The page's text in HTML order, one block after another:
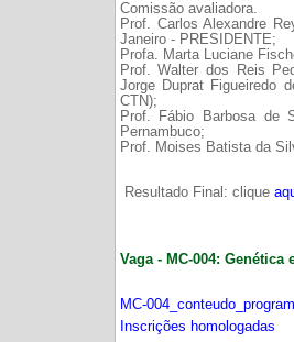
Comissão avaliadora.
Prof. Carlos Alexandre
Janeiro - PRESIDENTE;
Profa. Marta Luciane
Prof. Walter dos Reis
Jorge Duprat Figueiredo
CTN);
Prof. Fábio Barbosa de
Pernambuco;
Prof. Moises Batista da
Resultado Final: clique
Vaga - MC-004: Genética
MC-
Inscrições homologadas